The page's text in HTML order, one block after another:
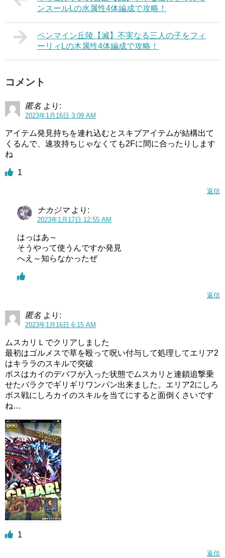
ンスールLの水属性4体編成で攻略！
ペンマイン丘陵【滅】不実なる三人の子をフィ
ーリィLの木属性4体編成で攻略！
コメント
匿名 より:
2023年1月16日 3:09 AM
アイテム発見持ちを連れ込むとスキブアイテムが結構出て
くるんで、速攻持ちじゃなくても2Fに間に合ったりします
ね
1
返信
ナカジマ より:
2023年1月17日 12:55 AM
はっはあ～
そうやって使うんですか発見
へえ～知らなかったぜ
返信
匿名 より:
2023年1月16日 6:15 AM
ムスカリＬでクリアしました
最初はゴルメスで草を殴って呪い付与して処理してエリア2
はキララのスキルで突破
ボスはカイのデバフが入った状態でムスカリと連鎖追撃乗
せたバラクでギリギリワンパン出来ました。エリア2にしろ
ボス戦にしろカイのスキルを当てにすると面倒くさいです
ね…
1
返信